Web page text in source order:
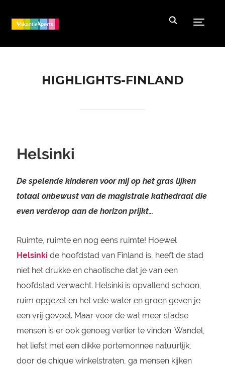
HIGHLIGHTS-FINLAND
Helsinki
De spelende kinderen voor mij op het gras lijken
totaal onbewust van de magistrale kathedraal die
even verderop aan de horizon prijkt…
Ruimte, ruimte en nog eens ruimte! Hoewel
Helsinkide hoofdstad van Finland is, heeft de stad
niet het drukke en chaotische dat je van een
hoofdstad verwacht. Helsinki is opvallend schoon,
ruim opgezet en het vele water en groen geven je
een vrij gevoel. Maar voor de wat meer stadse
mensen is er ook genoeg vertier te vinden. Wandel,
het liefst met een dikke portemonnee natuurlijk,
door de chique winkelstraten, ga mensen kijken